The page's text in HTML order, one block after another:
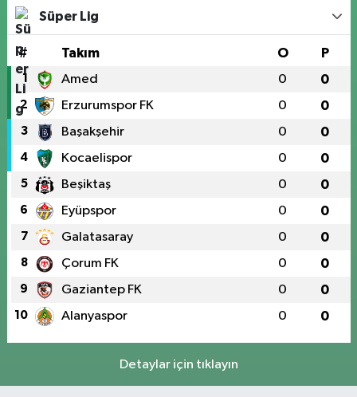
Süper Lig
# Takım O P
1 Amed 0 0
2 Erzurumspor FK 0 0
3 Başakşehir 0 0
4 Kocaelispor 0 0
5 Beşiktaş 0 0
6 Eyüpspor 0 0
7 Galatasaray 0 0
8 Çorum FK 0 0
9 Gaziantep FK 0 0
10 Alanyaspor 0 0
Detaylar için tıklayın